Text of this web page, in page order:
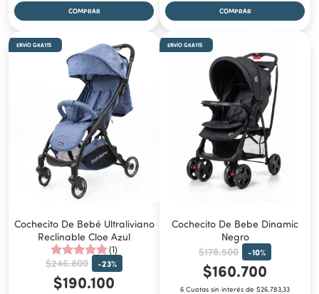
ENVÍO GRATIS
Cochecito De Bebé Ultraliviano
Reclinable Cloe Azul
(1)
$246.800 -23%
$190.100
ENVÍO GRATIS
Cochecito De Bebe Dinamic
Negro
$178.500 -10%
$160.700
6 Cuotas sin interés de $26.783,33